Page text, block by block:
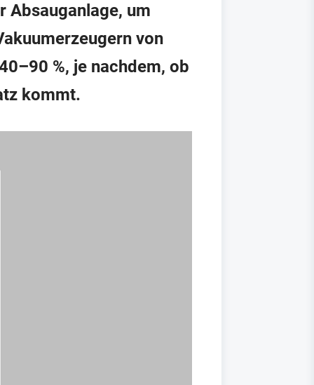
Absauganlage, um
von
%, je nachdem, ob
kommt.